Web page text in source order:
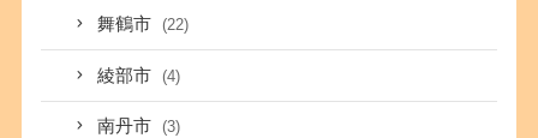
舞鶴市 (22)
綾部市 (4)
南丹市 (3)